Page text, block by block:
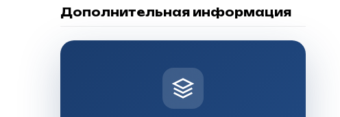
Дополнительная информация